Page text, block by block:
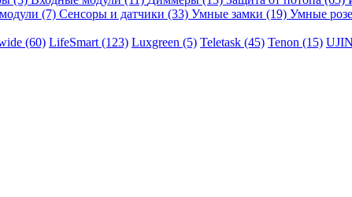
(7) Сенсоры и датчики (33) Умные замки (19) Умные
(60) LifeSmart (123) Luxgreen (5) Teletask (45) Tenon (15) UJIN